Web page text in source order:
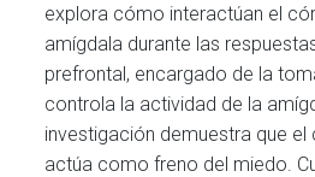
explora cómo interactúan el
amígdala durante las
prefrontal, encargado de la
controla la actividad de la
investigación demuestra que
actúa como freno del miedo.